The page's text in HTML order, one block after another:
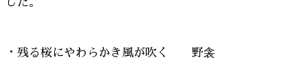
した。
・残る桜にやわらかき風が吹く 野衾